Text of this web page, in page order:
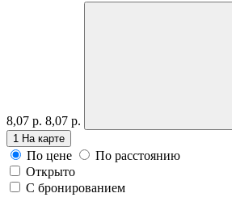
8,07 р. 8,07 р.
1 На карте
По цене
По расстоянию
Открыто
С бронированием